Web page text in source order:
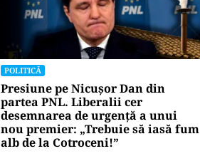
POLITICĂ
Presiune pe Nicușor Dan din
partea PNL. Liberalii cer
desemnarea de urgență a unui
nou premier: „Trebuie să iasă fum
alb de la Cotroceni!”